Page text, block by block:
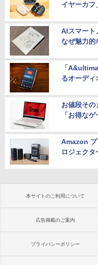
イヤーカフ
AIスマート
なぜ魅力的
「
るオーディ
お値段その
「お得な
Amazon
ロジェク
本サイトのご利用について
広告掲載のご案内
プライバシーポリシー